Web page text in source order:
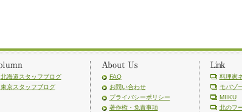
北海道スタッフブログ
東京スタッフブログ
FAQ
お問い合わせ
プライバシーポリシー
著作権・免責事項
料理家
モバゾ
MIIKU
北のフ